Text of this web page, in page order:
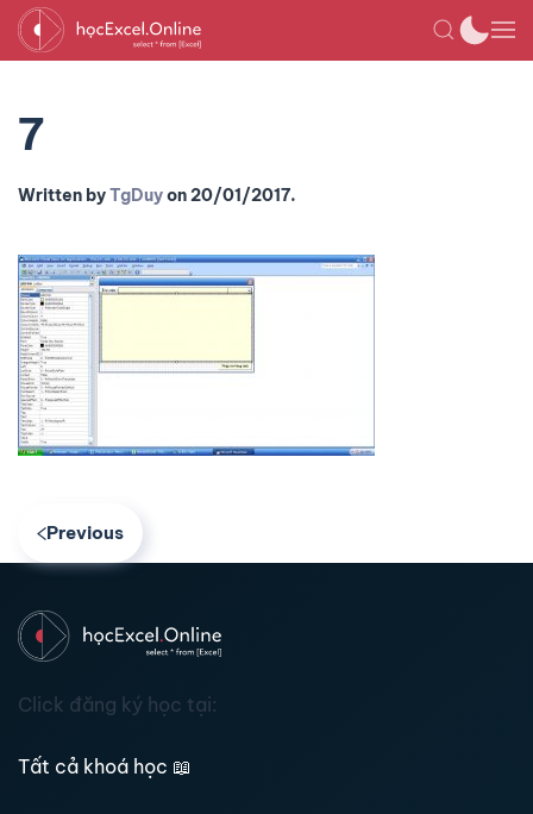
7
Written byTgDuyon20/01/2017.
Previous
Click đăng ký học tại:
Tất cả khoá học 📖